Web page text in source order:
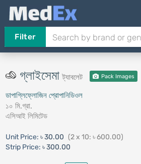
Filter
গ্লাইসেমাট্যাবলেট Pack Images
ডাপাগ্লিফ্লোজিন প্রোপানিডিওল
১০ মি.গ্রা.
এসিআই লিমিটেড
Unit Price: ৳ 30.00 (2 x 10: ৳ 600.00)
Strip Price: ৳ 300.00